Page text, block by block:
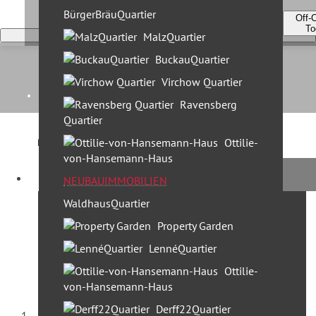
Unternehmen
Leistungen
30 Jahre Profi Partner
Standorte & Team
Team Berlin
Team München
BürgerBräuQuartier
MalzQuartier
BuckauQuartier
Virchow Quartier
Ravensberg
Quartier
Ottilie-
von-Hansemann-Haus
NEUBAUIMMOBILIEN
WaldhausQuartier
Property Garden
LennéQuartier
Ottilie-
von-Hansemann-Haus
Derff22Quartier
Off-
Profi Partner News
Aktuelles rund um die Immobilie
- wir informieren, beraten,
kommentieren.